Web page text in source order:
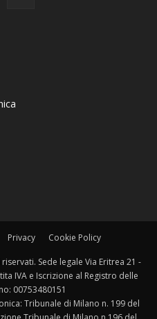
Privacy Cookie Policy
Sede legale Via Eritrea 21 -
IVA e Iscrizione al Registro delle
00753480151
Tribunale di Milano n. 199 del